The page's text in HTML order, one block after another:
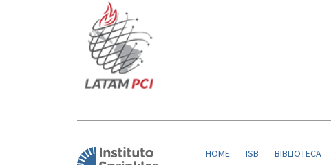
HOME ISB BIBLIOTECA